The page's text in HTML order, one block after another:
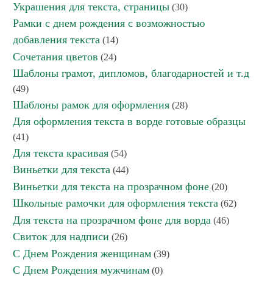
Украшения для текста, страницы (30)
Рамки с днем рождения с возможностью
добавления текста (14)
Сочетания цветов (24)
Шаблоны грамот, дипломов, благодарностей и т.д
(49)
Шаблоны рамок для оформления (28)
Для оформления текста в ворде готовые образцы
(41)
Для текста красивая (54)
Виньетки для текста (44)
Виньетки для текста на прозрачном фоне (20)
Школьные рамочки для оформления текста (62)
Для текста на прозрачном фоне для ворда (46)
Свиток для надписи (26)
С Днем Рождения женщинам (39)
С Днем Рождения мужчинам (0)